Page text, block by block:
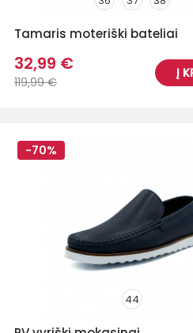
Tamaris moteriški bateliai
32,99 €
119,99 €
Į
-70%
44